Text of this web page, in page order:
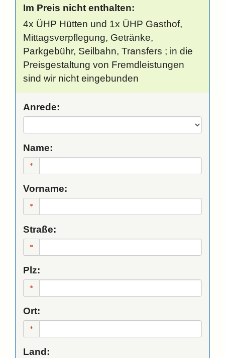
Im Preis nicht enthalten:
4x ÜHP Hütten und 1x ÜHP Gasthof,
Mittagsverpflegung, Getränke,
Parkgebühr, Seilbahn, Transfers ; in die
Preisgestaltung von Fremdleistungen
sind wir nicht eingebunden
Anrede:
Name:
Vorname:
Straße:
Plz:
Ort:
Land: